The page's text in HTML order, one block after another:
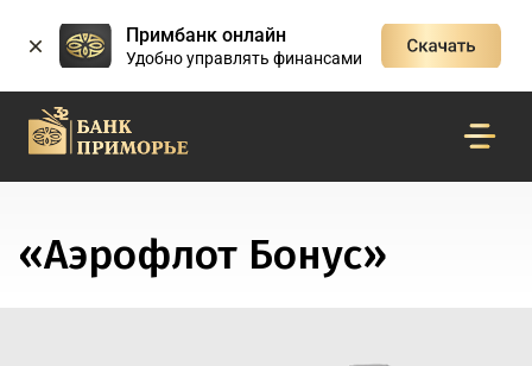
Примбанк онлайн
Удобно управлять финансами
«Аэрофлот Бонус»